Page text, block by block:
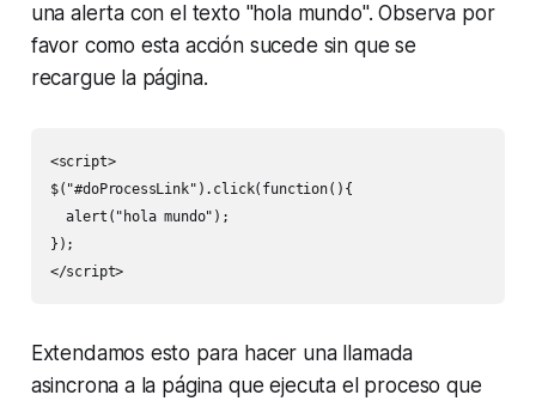
una alerta con el texto "hola mundo". Observa por
favor como esta acción sucede sin que se
recargue la página.
<script>
$("#doProcessLink").click(function(){
  alert("hola mundo");
});
</script>
Extendamos esto para hacer una llamada
asincrona a la página que ejecuta el proceso que